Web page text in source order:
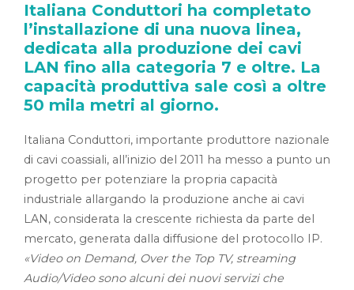
Italiana Conduttori ha completato
l’installazione di una nuova linea,
dedicata alla produzione dei cavi
LAN fino alla categoria 7 e oltre. La
capacità produttiva sale così a oltre
50 mila metri al giorno.
Italiana Conduttori, importante produttore nazionale
di cavi coassiali, all’inizio del 2011 ha messo a punto un
progetto per potenziare la propria capacità
industriale allargando la produzione anche ai cavi
LAN, considerata la crescente richiesta da parte del
mercato, generata dalla diffusione del protocollo IP.
«Video on Demand, Over the Top TV, streaming
Audio/Video sono alcuni dei nuovi servizi che